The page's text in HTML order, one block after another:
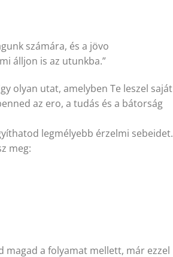
számára, és a jövo
álljon is az utunkba.”
olyan utat, amelyben Te leszel saját
az ero, a tudás és a bátorság
legmélyebb érzelmi sebeidet.
meg:
magad a folyamat mellett, már ezzel